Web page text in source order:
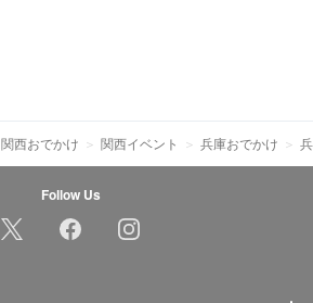
関西おでかけ 関西イベント 兵庫おでかけ
Follow Us